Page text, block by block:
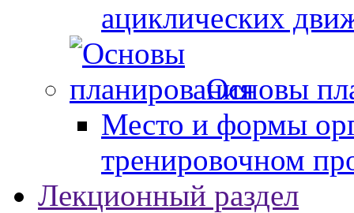
ациклических
Основы
Место и формы
тренировочном
Лекционный раздел